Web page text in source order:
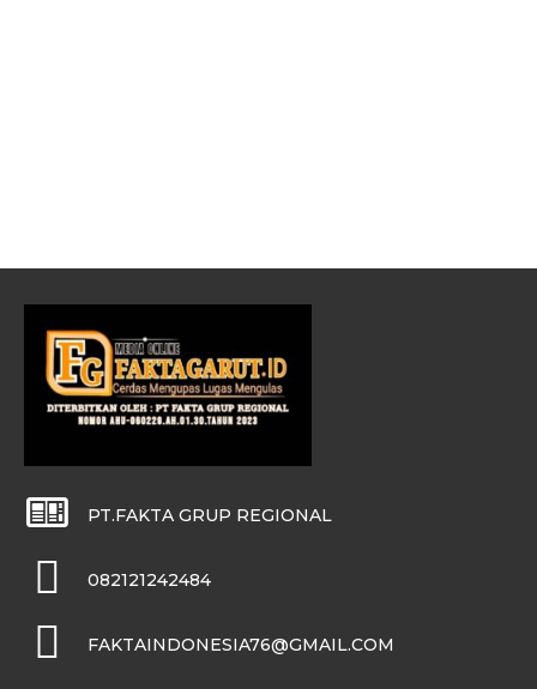
PT.FAKTA GRUP REGIONAL
082121242484
FAKTAINDONESIA76@GMAIL.COM